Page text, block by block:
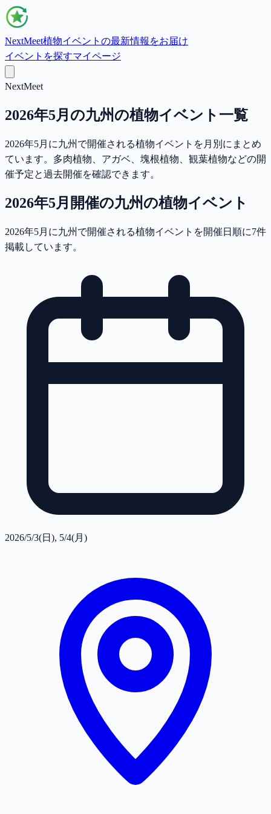
NextMeet植物イベントの最新情報をお届け
イベントを探すマイページ
NextMeet
2026年5月の九州の植物イベント一覧
2026年5月に九州で開催される植物イベントを月別にまとめ
ています。多肉植物、アガベ、塊根植物、観葉植物などの開
催予定と過去開催を確認できます。
2026年5月 開催の九州の植物イベント
2026年5月に九州で開催される植物イベントを開催日順に7件
掲載しています。
2026/5/3(日), 5/4(月)